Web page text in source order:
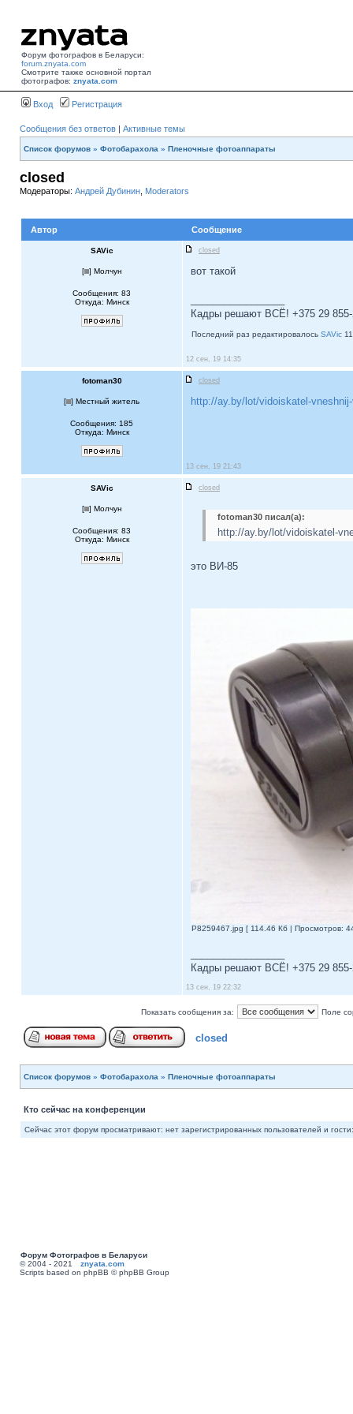
Форум фотографов в Беларуси:
forum.znyata.com
Смотрите также основной портал
фотографов: znyata.com
Вход Регистрация
Сообщения без ответов | Активные темы
Список форумов » Фотобарахола » Пленочные фотоаппараты
closed
Модераторы: Андрей Дубинин Moderators
Автор Сообщение
SAVic closed
[ ] Молчун
Сообщения: 83
Откуда: Минск
вот такой
Кадры решают ВСЁ! +375 29 855-
Последний раз редактировалось SAVic
12 сен, 19 14:35
fotoman30 closed
[ ] Местный житель
Сообщения: 185
Откуда: Минск
http://ay.by/lot/vidoiskatel-
13 сен, 19 21:43
SAVic closed
[ ] Молчун
Сообщения: 83
Откуда: Минск
fotoman30 писал(а):
http://ay.by/lot/vidoiskatel-
это ВИ-85
P8259467.jpg [ 114.46 Кб | Просмотров:
Кадры решают ВСЁ! +375 29 855-
13 сен, 19 22:32
Показать сообщения за: Поле
closed
Список форумов » Фотобарахола » Пленочные фотоаппараты
Кто сейчас на конференции
Сейчас этот форум просматривают: нет зарегистрированных пользователей и
Форум Фотографов в Беларуси
© 2004 - 2021 znyata.com
Scripts based on phpBB © phpBB Group